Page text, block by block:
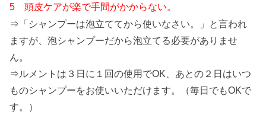
5 頭皮ケアが楽で手間がかからない。
⇒「シャンプーは泡立ててから使いなさい。」と言われ
ますが、泡シャンプーだから泡立てる必要がありませ
ん。
⇒ルメントは３日に１回の使用でOK、あとの２日はいつ
ものシャンプーをお使いいただけます。（毎日でもOKで
す。）